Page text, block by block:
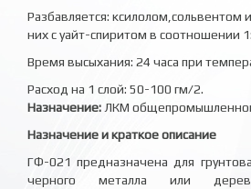
Разбавляется: ксилолом,сольвентом
них с уайт-спиритом в соотношении
Время высыхания: 24 часа при
Расход на 1 слой: 50-100 гм/2.
Назначение: ЛКМ
Назначение и краткое описание
ГФ-021 предназначена для
черного металла или